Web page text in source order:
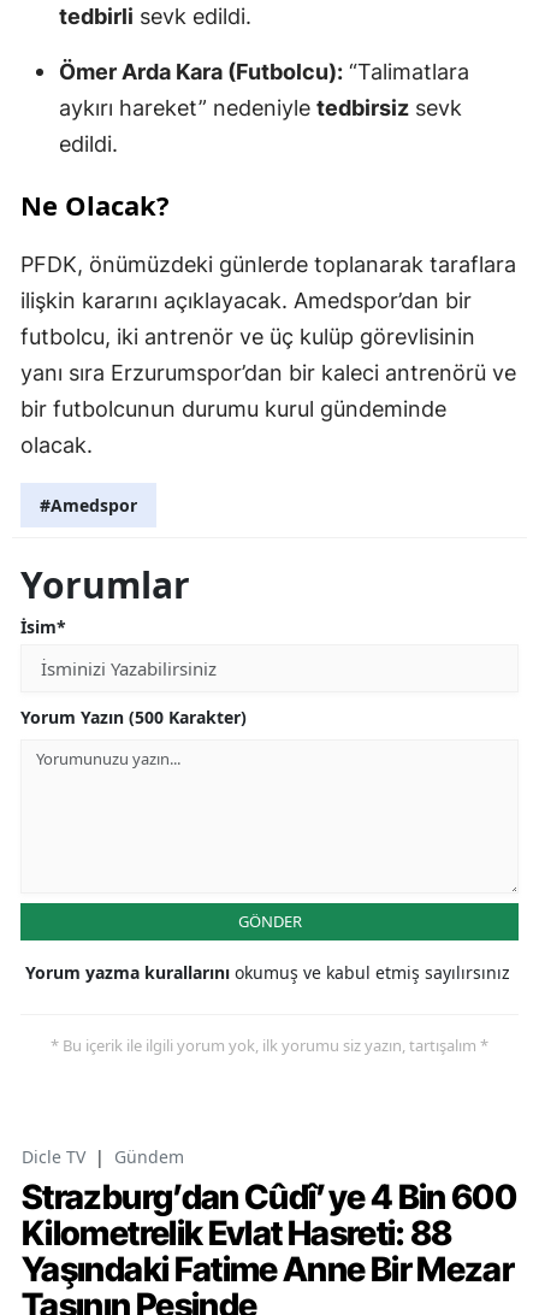
tedbirli sevk edildi.
Ömer Arda Kara (Futbolcu): “Talimatlara
aykırı hareket” nedeniyle tedbirsiz sevk
edildi.
Ne Olacak?
PFDK, önümüzdeki günlerde toplanarak taraflara
ilişkin kararını açıklayacak. Amedspor’dan bir
futbolcu, iki antrenör ve üç kulüp görevlisinin
yanı sıra Erzurumspor’dan bir kaleci antrenörü ve
bir futbolcunun durumu kurul gündeminde
olacak.
#Amedspor
Yorumlar
İsim*
Yorum Yazın (500 Karakter)
GÖNDER
Yorum yazma kurallarını okumuş ve kabul etmiş sayılırsınız
* Bu içerik ile ilgili yorum yok, ilk yorumu siz yazın, tartışalım *
Dicle TV | Gündem
Strazburg’dan Cûdî’ye 4 Bin 600
Kilometrelik Evlat Hasreti: 88
Yaşındaki Fatime Anne Bir Mezar
Taşının Peşinde